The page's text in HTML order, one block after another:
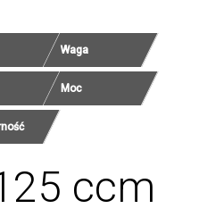
Waga
Moc
ccm